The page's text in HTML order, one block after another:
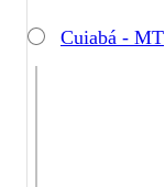
Cuiabá - MT